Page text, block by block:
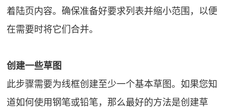
着陆页内容。确保准备好要求列表并缩小范围，以便
在需要时将它们合并。
创建一些草图
此步骤需要为线框创建至少一个基本草图。如果您知
道如何使用钢笔或铅笔，那么最好的方法是创建草